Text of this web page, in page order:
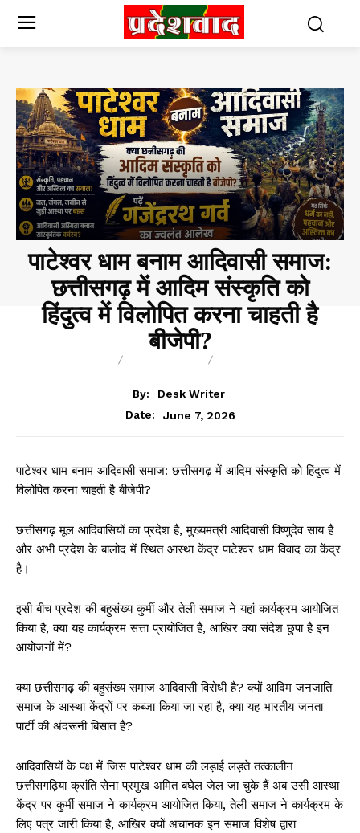
पाटेश्वर धाम बनाम आदिवासी समाज:
छत्तीसगढ़ में आदिम संस्कृति को
हिंदुत्व में विलोपित करना चाहती है
बीजेपी?
By:
Desk Writer
Date:
June 7, 2026
पाटेश्वर धाम बनाम आदिवासी समाज: छत्तीसगढ़ में आदिम संस्कृति को हिंदुत्व में
विलोपित करना चाहती है बीजेपी?
छत्तीसगढ़ मूल आदिवासियों का प्रदेश है, मुख्यमंत्री आदिवासी विष्णुदेव साय हैं
और अभी प्रदेश के बालोद में स्थित आस्था केंद्र पाटेश्वर धाम विवाद का केंद्र
है।
इसी बीच प्रदेश की बहुसंख्य कुर्मी और तेली समाज ने यहां कार्यक्रम आयोजित
किया है, क्या यह कार्यक्रम सत्ता प्रायोजित है, आखिर क्या संदेश छुपा है इन
आयोजनों में?
क्या छत्तीसगढ़ की बहुसंख्य समाज आदिवासी विरोधी है? क्यों आदिम जनजाति
समाज के आस्था केंद्रों पर कब्जा किया जा रहा है, क्या यह भारतीय जनता
पार्टी की अंदरूनी बिसात है?
आदिवासियों के पक्ष में जिस पाटेश्वर धाम की लड़ाई लड़ते तत्कालीन
छत्तीसगढ़िया क्रांति सेना प्रमुख अमित बघेल जेल जा चुके हैं अब उसी आस्था
केंद्र पर कुर्मी समाज ने कार्यक्रम आयोजित किया, तेली समाज ने कार्यक्रम के
लिए पत्र जारी किया है, आखिर क्यों अचानक इन समाज विशेष द्वारा